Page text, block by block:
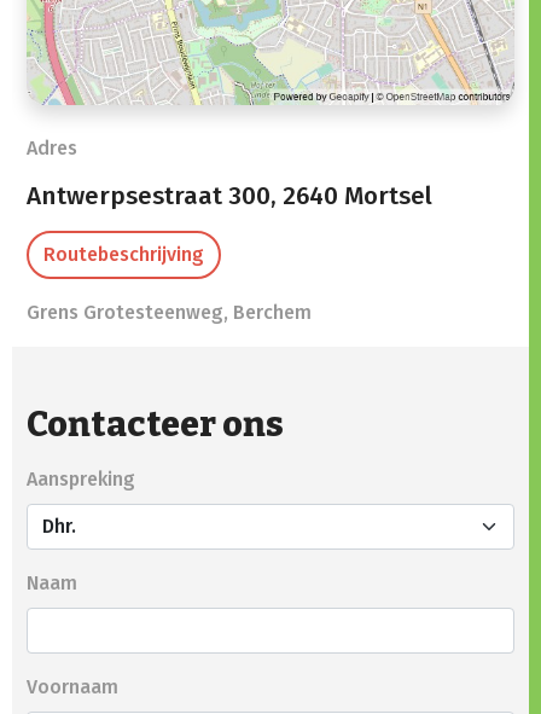
Adres
Antwerpsestraat 300, 2640 Mortsel
Routebeschrijving
Grens Grotesteenweg, Berchem
Contacteer ons
Aanspreking
Naam
Voornaam